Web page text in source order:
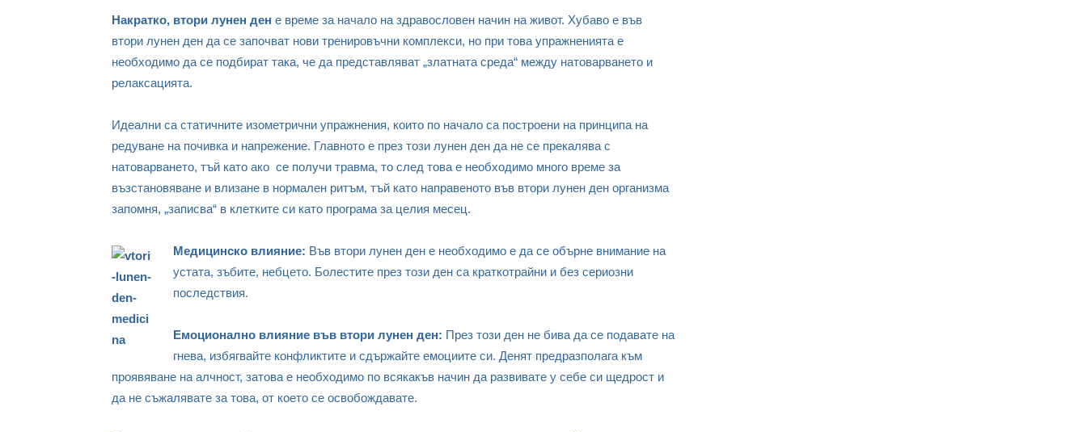
Накратко, втори лунен ден е време за начало на здравословен начин на живот. Хубаво е във
втори лунен ден да се започват нови тренировъчни комплекси, но при това упражненията е
необходимо да се подбират така, че да представляват „златната среда“ между натоварването и
релаксацията.
Идеални са статичните изометрични упражнения, които по начало са построени на принципа на
редуване на почивка и напрежение. Главното е през този лунен ден да не се прекалява с
натоварването, тъй като ако се получи травма, то след това е необходимо много време за
възстановяване и влизане в нормален ритъм, тъй като направеното във втори лунен ден организма
запомня, „записва“ в клетките си като програма за целия месец.
Медицинско влияние: Във втори лунен ден е необходимо е да се обърне внимание на
устата, зъбите, небцето. Болестите през този ден са краткотрайни и без сериозни
последствия.
Емоционално влияние във втори лунен ден: През този ден не бива да се подавате на
гнева, избягвайте конфликтите и сдържайте емоциите си. Денят предразполага към
проявяване на алчност, затова е необходимо по всякакъв начин да развивате у себе си щедрост и
да не съжалявате за това, от което се освобождавате.